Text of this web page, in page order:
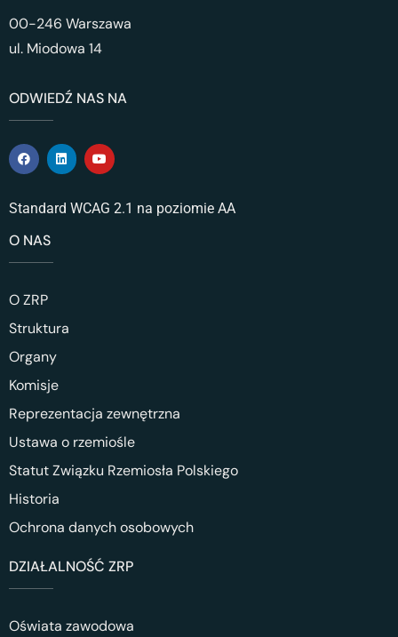
00-246 Warszawa
ul. Miodowa 14
ODWIEDŹ NAS NA
Standard WCAG 2.1 na poziomie AA
O NAS
O ZRP
Struktura
Organy
Komisje
Reprezentacja zewnętrzna
Ustawa o rzemiośle
Statut Związku Rzemiosła Polskiego
Historia
Ochrona danych osobowych
DZIAŁALNOŚĆ ZRP
Oświata zawodowa